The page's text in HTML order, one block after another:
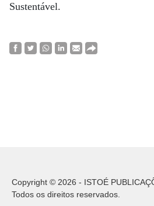
Sustentável.
Copyright © 2026 - ISTOÉ
Todos os direitos reservados.